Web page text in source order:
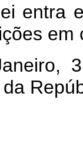
entra
em
31 de